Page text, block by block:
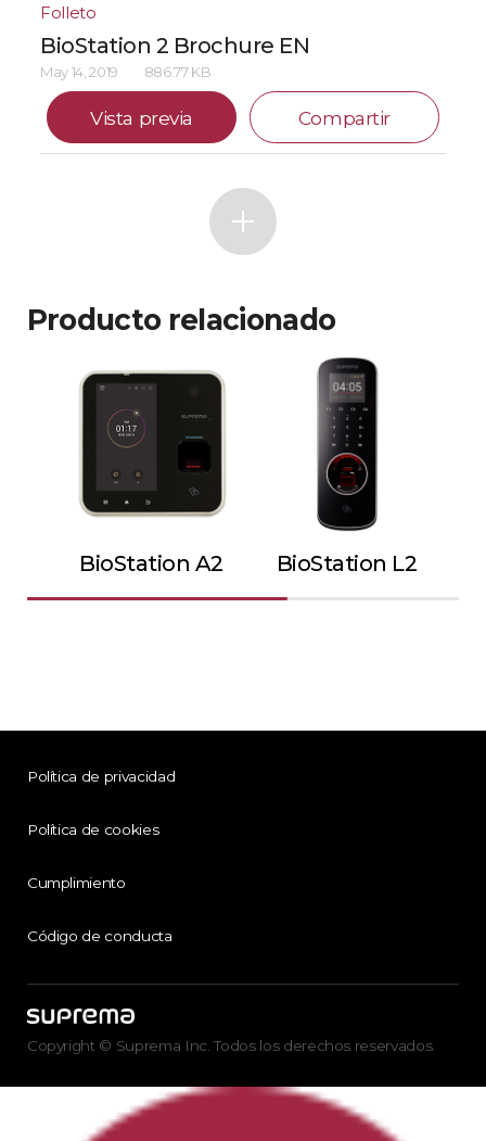
Folleto
BioStation 2 Brochure EN
May 14, 2019 886.77 KB
Vista previa Compartir
Producto relacionado
BioStation A2 BioStation L2
Política de privacidad
Política de cookies
Cumplimiento
Código de conducta
Copyright © Suprema Inc. Todos los derechos reservados.